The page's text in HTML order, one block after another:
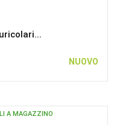
NUOVO
A MAGAZZINO